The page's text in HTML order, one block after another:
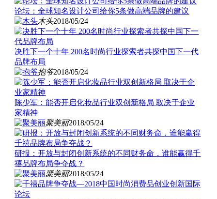
论坛：全球知名设计公司给你5条做高端品牌的建议
木头2018/05/24
决胜下一个十年 200名时尚行业探索者共探中国下一代
品牌布局
抱爷2018/05/24
陈少军：能否开启化妆品行业双创新格局 取决于企业
家精神
聚美丽2018/05/24
研报：开放与封闭创新系统的不同财务命，谁能赢得千
禧品牌布局争夺战？
聚美丽2018/05/24